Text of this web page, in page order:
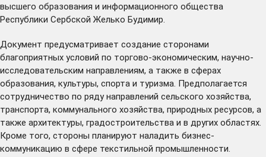
высшего образования и информационного общества
Республики Сербской Желько Будимир.
Документ предусматривает создание сторонами
благоприятных условий по торгово-экономическим, научно-
исследовательским направлениям, а также в сферах
образования, культуры, спорта и туризма. Предполагается
сотрудничество по ряду направлений сельского хозяйства,
транспорта, коммунального хозяйства, природных ресурсов, а
также архитектуры, градостроительства и в других областях.
Кроме того, стороны планируют наладить бизнес-
коммуникацию в сфере текстильной промышленности.